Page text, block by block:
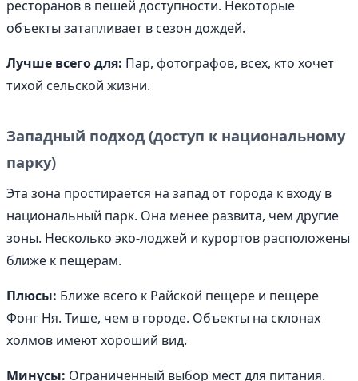
ресторанов в пешей доступности. Некоторые
объекты затапливает в сезон дождей.
Лучше всего для: Пар, фотографов, всех, кто хочет
тихой сельской жизни.
Западный подход (доступ к национальному
парку)
Эта зона простирается на запад от города к входу в
национальный парк. Она менее развита, чем другие
зоны. Несколько эко-лоджей и курортов расположены
ближе к пещерам.
Плюсы: Ближе всего к Райской пещере и пещере
Фонг Ня. Тише, чем в городе. Объекты на склонах
холмов имеют хороший вид.
Минусы: Ограниченный выбор мест для питания.